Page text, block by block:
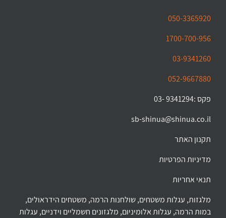
050-3365920
1700-700-956
03-9341260
052-9667880
פקס :9341294 -03
sb-shinua@shinua.co.il
תקנון האתר
מדיניות הפרטיות
תנאי אחריות
מלגזות, עגלות משטחים, שולחנות הרמה, משטחים הידראולים,
במות הרמה, עגלות אלומיניום, מלגזונים חשמליים וידניים, עגלות